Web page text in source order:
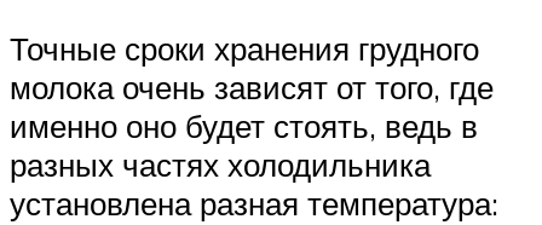
Точные сроки хранения грудного
молока очень зависят от того, где
именно оно будет стоять, ведь в
разных частях холодильника
установлена разная температура: